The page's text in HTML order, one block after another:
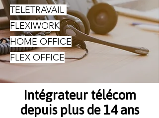
TELETRAVAIL
FLEXIWORK
HOME OFFICE
FLEX OFFICE
Intégrateur télécom
depuis plus de 14 ans